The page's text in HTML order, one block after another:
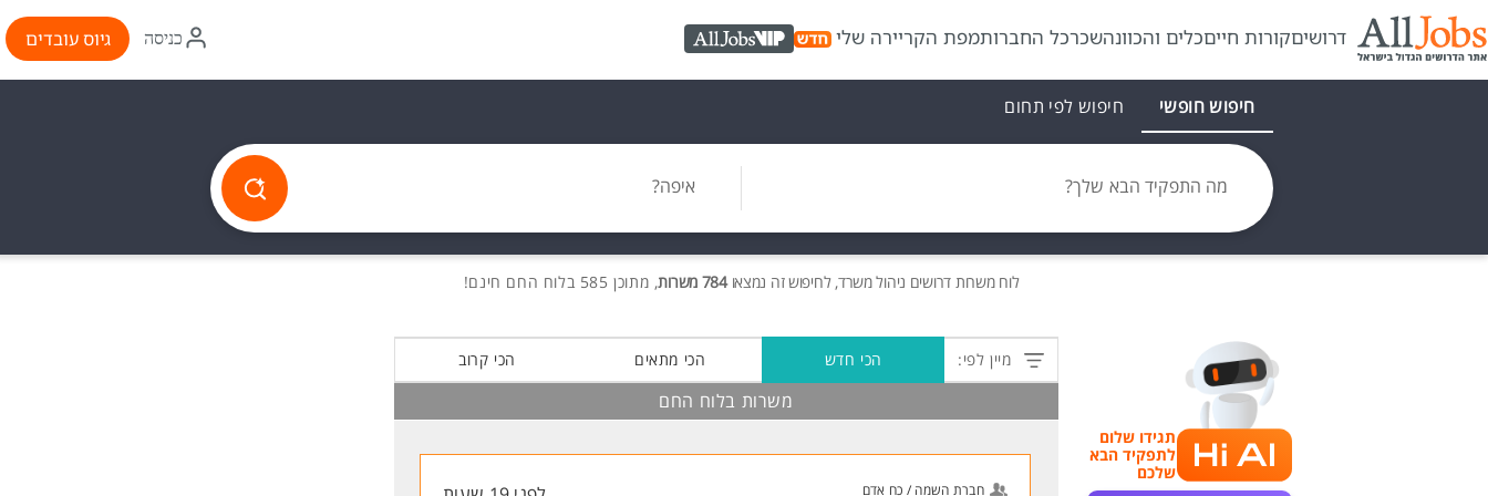
דרושיםקורות חייםכלים והכוונהשכרכל החברותמפת הקריירה שלי AllJobs VIP
איקון
התחברות
כניסה גיוס עובדים
חיפוש חופשי חיפוש לפי תחום
מה התפקיד הבא שלך? איפה?
לוח משרות דרושים ניהול משרד, לחיפוש זה נמצאו784 משרות , מתוכן 585 בלוח החם חינם!
תגידו שלום
לתפקיד הבא
שלכם
מיין לפי: הכי חדש הכי מתאים הכי קרוב
משרות בלוח החם
חברת השמה / כח אדם